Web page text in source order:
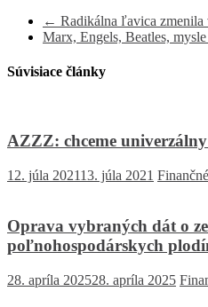
← Radikálna ľavica
Marx, Engels, Beatles,
Súvisiace články
AZZZ: chceme
12. júla 202113. júla 2021
Oprava vybraných dát o
poľnohospodárskych
28. apríla 202528. apríla 2025